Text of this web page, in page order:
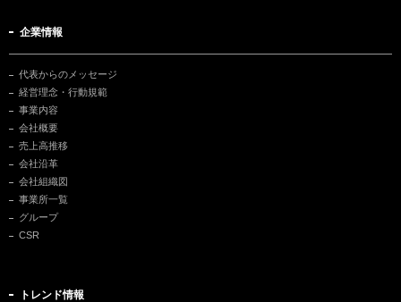
企業情報
代表からのメッセージ
経営理念・行動規範
事業内容
会社概要
売上高推移
会社沿革
会社組織図
事業所一覧
グループ
CSR
トレンド情報